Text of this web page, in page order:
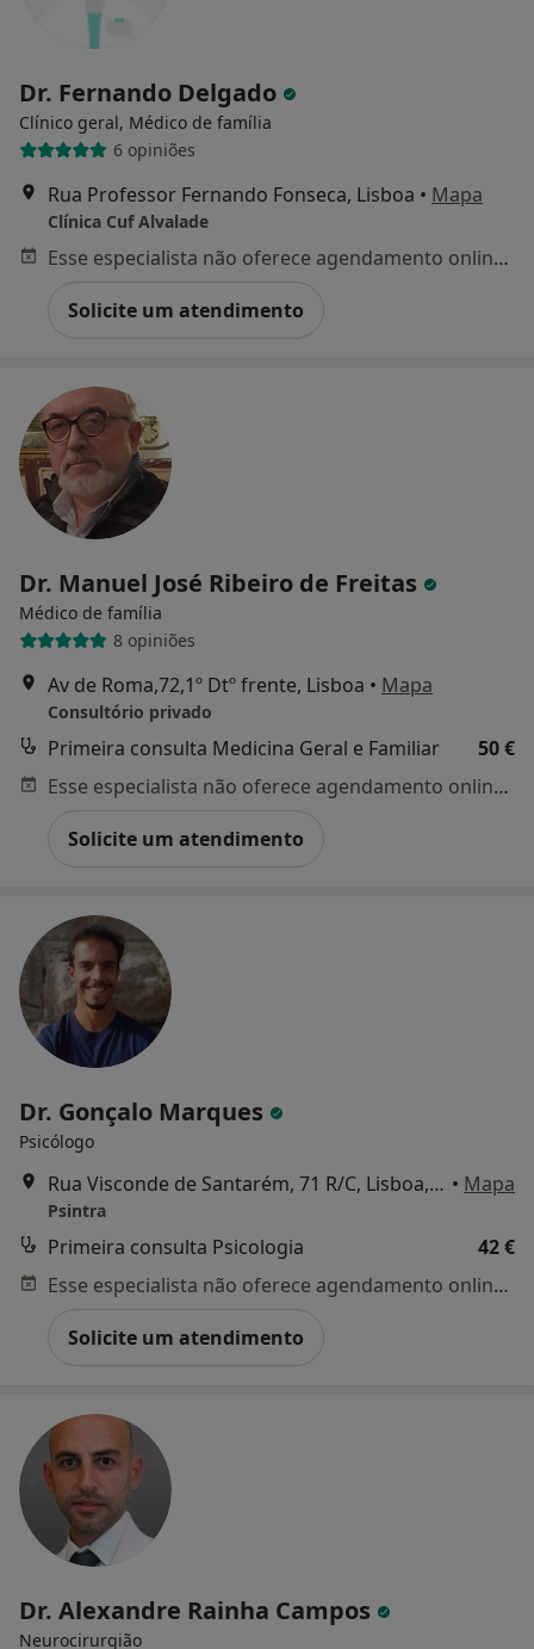
Dr. Fernando Delgado
Clínico geral, Médico de família
6 opiniões
Rua Professor Fernando Fonseca, Lisboa • Mapa
Clínica Cuf Alvalade
Esse especialista não oferece agendamento online para esse endereço.
Solicite um atendimento
Dr. Manuel José Ribeiro de Freitas
Médico de família
8 opiniões
Av de Roma,72,1º Dtº frente, Lisboa • Mapa
Consultório privado
Primeira consulta Medicina Geral e Familiar
50 €
Esse especialista não oferece agendamento online para esse endereço.
Solicite um atendimento
Dr. Gonçalo Marques
Psicólogo
Rua Visconde de Santarém, 71 R/C, Lisboa, Lisboa • Mapa
Psintra
Primeira consulta Psicologia
42 €
Esse especialista não oferece agendamento online para esse endereço.
Solicite um atendimento
Dr. Alexandre Rainha Campos
Neurocirurgião